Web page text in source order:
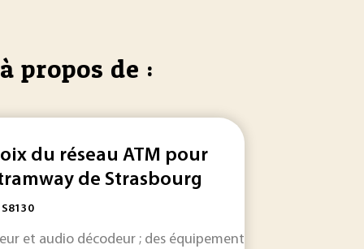
propos de :
ne peuvent agir que lorsque la chaîne de
du réseau ATM pour
de Strasbourg
S8130
et audio décodeur ; des équipements